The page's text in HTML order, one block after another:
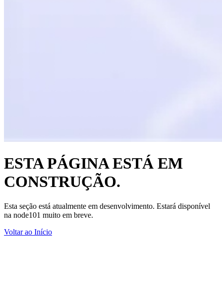
ESTA PÁGINA ESTÁ EM
CONSTRUÇÃO.
Esta seção está atualmente em desenvolvimento. Estará disponível
na node101 muito em breve.
Voltar ao Início